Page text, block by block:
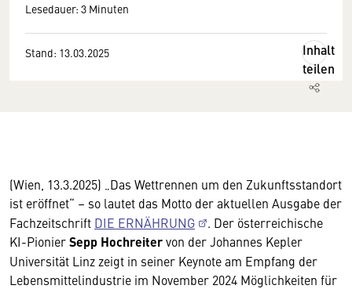
Lesedauer: 3 Minuten
Stand: 13.03.2025
Inhalt
teilen
(Wien, 13.3.2025) „Das Wettrennen um den Zukunftsstandort
ist eröffnet“ – so lautet das Motto der aktuellen Ausgabe der
Fachzeitschrift DIE ERNÄHRUNG
. Der österreichische
KI-PionierSepp Hochreitervon der Johannes Kepler
Universität Linz zeigt in seiner Keynote am Empfang der
Lebensmittelindustrie im November 2024 Möglichkeiten für